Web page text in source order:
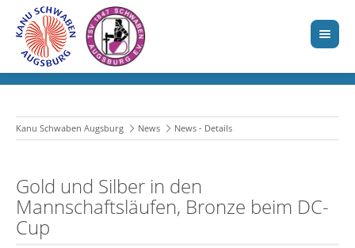
Kanu Schwaben Augsburg News News - Details
Gold und Silber in den
Mannschaftsläufen, Bronze beim DC-
Cup